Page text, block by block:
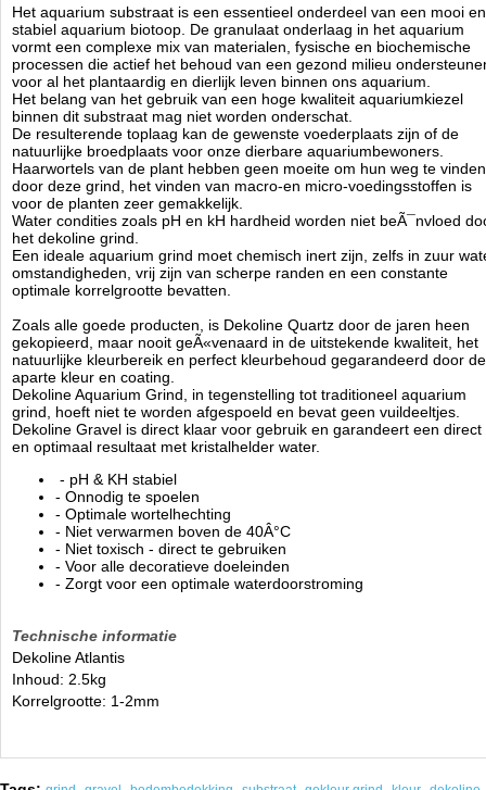
Technische informatie
Dekoline Atlantis
Inhoud: 2.5kg
Korrelgrootte: 1-2mm
Aquatic Nature
Manufactured by:Aquatic Nature
Model:AN-03600
Product ID:5413946036005
3.3228 17.5 17.5 Available from:Aquariumonderdelen.nl 2026-08-15 12
New
Het aquarium substraat is een essentieel onderdeel van een mooi en
stabiel aquarium biotoop. De granulaat onderlaag in het aquarium
vormt een complexe mix van materialen, fysische en biochemische
processen die actief het behoud van een gezond milieu
voor al het plantaardig en dierlijk leven binnen ons aquarium.
Het belang van het gebruik van een hoge kwaliteit aquariumkiezel
binnen dit substraat mag niet worden onderschat.
De resulterende toplaag kan de gewenste voederplaats zijn of de
natuurlijke broedplaats voor onze dierbare aquariumbewoners.
Haarwortels van de plant hebben geen moeite om hun weg te vinden
door deze grind, het vinden van macro-en micro-voedingsstoffen is
voor de planten zeer gemakkelijk.
Water condities zoals pH en kH hardheid worden niet beÃ¯nvloed
het dekoline grind.
Een ideale aquarium grind moet chemisch inert zijn, zelfs in zuur
omstandigheden, vrij zijn van scherpe randen en een constante
optimale korrelgrootte bevatten.
Zoals alle goede producten, is Dekoline Quartz door de jaren heen
gekopieerd, maar nooit geÃ«venaard in de uitstekende kwaliteit, het
natuurlijke kleurbereik en perfect kleurbehoud gegarandeerd door de
aparte kleur en coating.
Dekoline Aquarium Grind, in tegenstelling tot traditioneel aquarium
grind, hoeft niet te worden afgespoeld en bevat geen vuildeeltjes.
Dekoline Gravel is direct klaar voor gebruik en garandeert een direct
en optimaal resultaat met kristalhelder water.
- pH & KH stabiel
- Onnodig te spoelen
- Optimale wortelhechting
- Niet verwarmen boven de 40Â°C
- Niet toxisch - direct te gebruiken
- Voor alle decoratieve doeleinden
- Zorgt voor een optimale waterdoorstroming
Technische informatie
Dekoline Atlantis
Inhoud: 2.5kg
Korrelgrootte: 1-2mm